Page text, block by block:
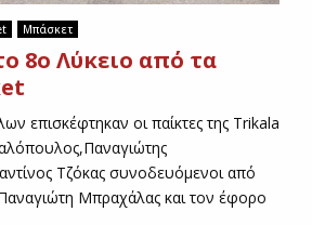
Μπάσκετ
8ο Λύκειο από τα
επισκέφτηκαν οι παίκτες της Trikala
Τζόκας συνοδευόμενοι από
Μπραχάλας και τον έφορο